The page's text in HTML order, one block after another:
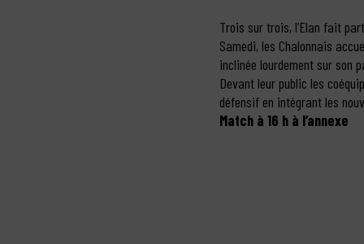
Trois sur trois, l’Elan fait
Samedi, les Chalonnais
inclinée lourdement sur son
Devant leur public les
défensif en intégrant les
Match à 16 h à l’annexe